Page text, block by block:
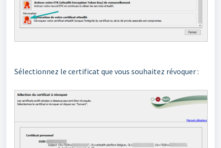
Sélectionnez le certificat que vous souhaitez révoquer :